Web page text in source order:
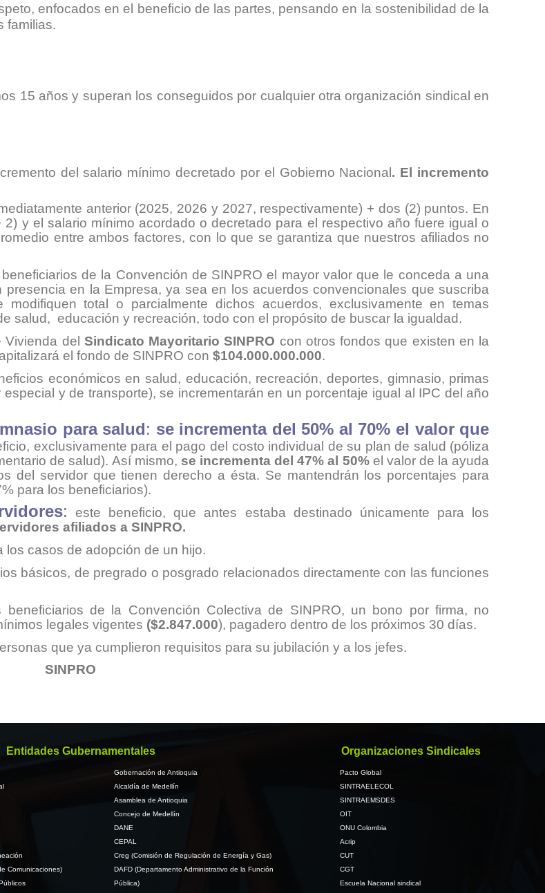
enfocados en el beneficio de las partes, pensando en la sostenibilidad de la
familias.
15 años y superan los conseguidos por cualquier otra organización sindical en
del salario mínimo decretado por el Gobierno Nacional. El incremento
anterior (2025, 2026 y 2027, respectivamente) + dos (2) puntos. En
y el salario mínimo acordado o decretado para el respectivo año fuere igual o
entre ambos factores, con lo que se garantiza que nuestros afiliados no
de la Convención de SINPRO el mayor valor que le conceda a una
en la Empresa, ya sea en los acuerdos convencionales que suscriba
total o parcialmente dichos acuerdos, exclusivamente en temas
salud, educación y recreación, todo con el propósito de buscar la igualdad.
Vivienda del Sindicato Mayoritario SINPRO con otros fondos que existen en la
el fondo de SINPRO con$104.000.000.000.
económicos en salud, educación, recreación, deportes, gimnasio, primas
y de transporte), se incrementarán en un porcentaje igual al IPC del año
para salud: se incrementa del 50% al 70% el valor que
exclusivamente para el pago del costo individual de su plan de salud (póliza
de salud). Así mismo, se incrementa del 47% al 50%el valor de la ayuda
del servidor que tienen derecho a ésta. Se mantendrán los porcentajes para
para los beneficiarios).
: este beneficio, que antes estaba destinado únicamente para los
afiliados a SINPRO.
los casos de adopción de un hijo.
básicos, de pregrado o posgrado relacionados directamente con las funciones
de la Convención Colectiva de SINPRO, un bono por firma, no
legales vigentes ($2.847.000), pagadero dentro de los próximos 30 días.
que ya cumplieron requisitos para su jubilación y a los jefes.
SINPRO
Entidades Gubernamentales
Comunicaciones)
Gobernación de Antioquia
Alcaldía de Medellín
Asamblea de Antioquia
Concejo de Medellín
DANE
CEPAL
Creg (Comisión de Regulación de Energía y Gas)
DAFD (Departamento Administrativo de la Función
Pública)
Organizaciones Sindicales
Pacto Global
SINTRAELECOL
SINTRAEMSDES
OIT
ONU Colombia
Acrip
CUT
CGT
Escuela Nacional sindical